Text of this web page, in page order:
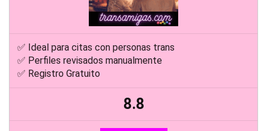
✅ Ideal para citas con personas trans
✅ Perfiles revisados manualmente
✅ Registro Gratuito
8.8